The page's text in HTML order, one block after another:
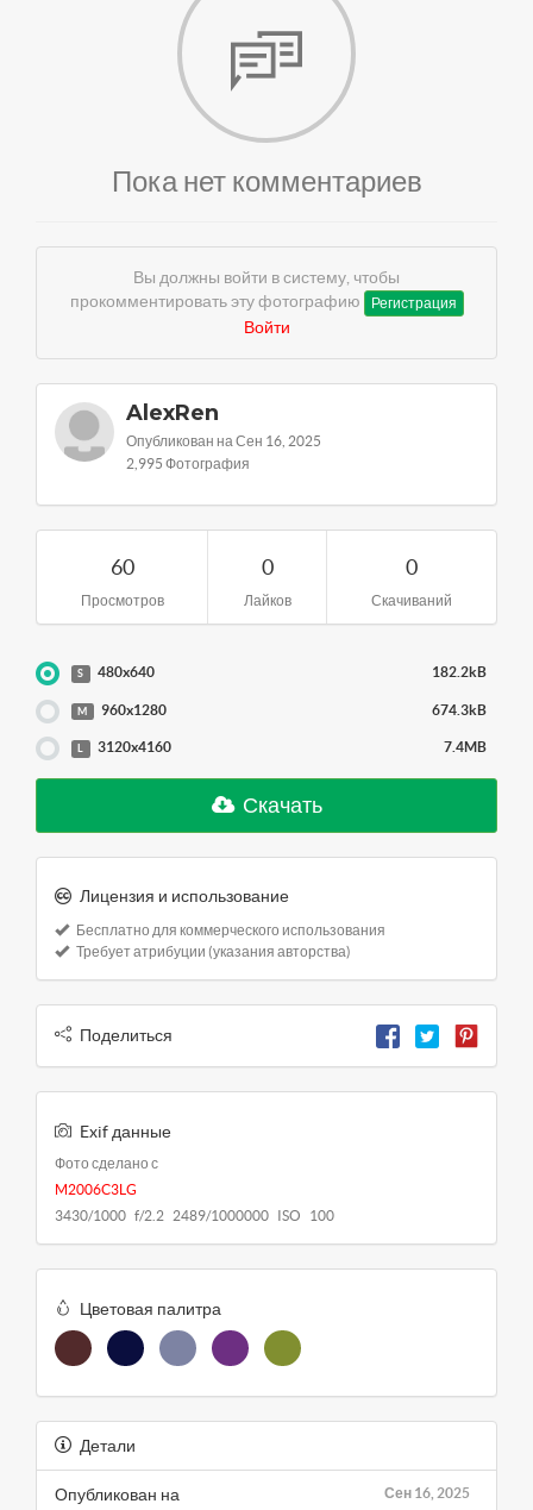
Пока нет комментариев
Вы должны войти в систему, чтобы
прокомментировать эту фотографию
Регистрация
Войти
AlexRen
Опубликован на Сен 16, 2025
2,995 Фотография
60
Просмотров
0
Лайков
0
Скачиваний
S 480x640 182.2kB
M 960x1280 674.3kB
L 3120x4160 7.4MB
Скачать
Лицензия и использование
Бесплатно для коммерческого использования
Требует атрибуции (указания авторства)
Поделиться
Exif данные
Фото сделано с
M2006C3LG
3430/1000 f/2.2 2489/1000000 ISO 100
Цветовая палитра
Детали
Сен 16, 2025
Опубликован на